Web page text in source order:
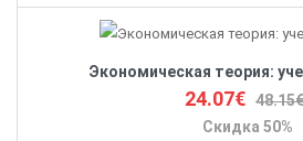
Экономическая теория:
24.07€
Скидка 50%